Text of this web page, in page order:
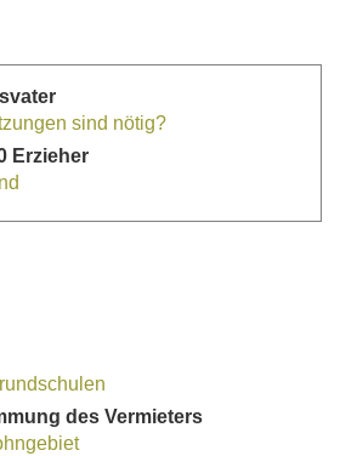
sind nötig?
Erzieher
des Vermieters